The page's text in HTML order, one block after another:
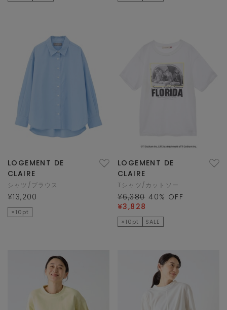
LOGEMENT DE
CLAIRE
シャツ/ブラウス
¥13,200
×10pt
LOGEMENT DE
CLAIRE
Tシャツ/カットソー
¥6,380 40% OFF
¥3,828
×10pt SALE